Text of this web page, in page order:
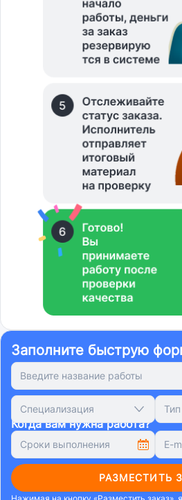
Заполните быструю
Специализация
Когда вам нужна работа?
РАЗМЕСТИТЬ